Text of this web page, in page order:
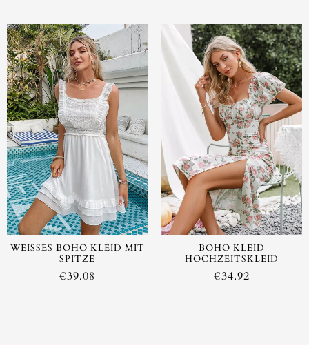
AUSVERKAUFT
WEISSES BOHO KLEID MIT S
PITZE
€39.08
AUSVERKAUFT
BOHO KLEID
HOCHZEITSKLEID
€34.92